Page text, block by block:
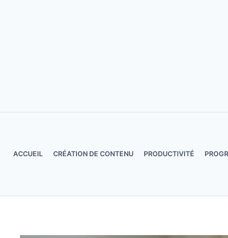
ACCUEIL CRÉATION DE CONTENU PRODUCTIVITÉ